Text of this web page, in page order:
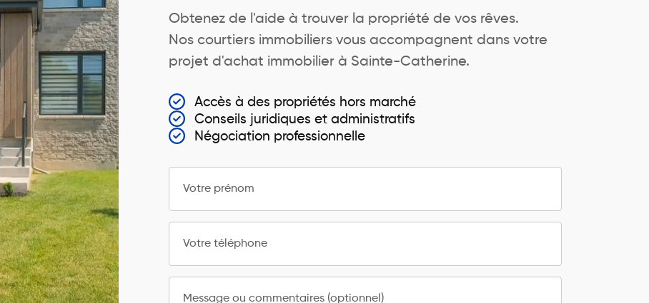
Obtenez de l'aide à trouver la propriété de vos rêves.
Nos courtiers immobiliers vous accompagnent dans votre
projet d'achat immobilier à Sainte-Catherine.
Accès à des propriétés hors marché
Conseils juridiques et administratifs
Négociation professionnelle
Votre prénom
Votre téléphone
Message ou commentaires (optionnel)